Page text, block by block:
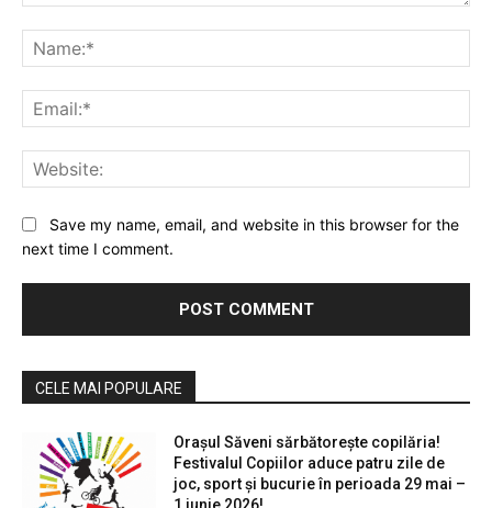
Save my name, email, and website in this browser for the
next time I comment.
CELE MAI POPULARE
Orașul Săveni sărbătorește copilăria!
Festivalul Copiilor aduce patru zile de
joc, sport și bucurie în perioada 29 mai –